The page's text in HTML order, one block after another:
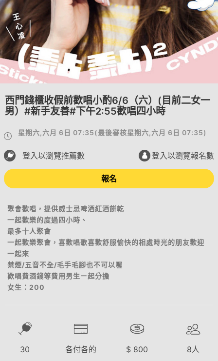
西門錢櫃收假前歡唱小酌6/6（六）(目前二女一
男）#新手友善#下午2:55歡唱四小時
星期六,六月 6日 07:35(最後審核星期六,六月 6日 07:35)
登入以瀏覽推薦數 登入以瀏覽報名數
報名
聚會歡唱，提供威士忌啤酒紅酒餅乾
一起歡樂的度過四小時、
最多十人聚會
一起歡樂聚會，喜歡唱歌喜歡舒服愉快的相處時光的朋友歡迎
一起來
禁煙/五音不全/毛手毛腳也不可以喔
歡唱費酒錢等費用男生ㄧ起分擔
女生：200
30 各付各的 $ 800 8人